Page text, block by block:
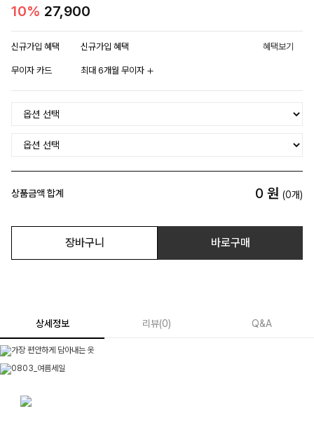
10% 27,900
신규가입 혜택 신규가입 혜택 혜택보기
무이자 카드 최대 6개월 무이자
상품금액 합계 0 원 (0개)
장바구니 바로구매
상세정보 리뷰(0) Q&A